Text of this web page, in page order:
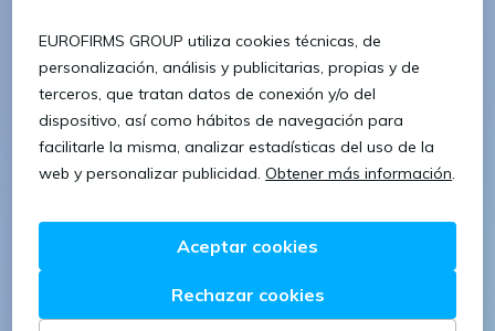
Confirmar contraseña
8 caracteres 1 letra minúscula
1 letra mayúscula 1 número